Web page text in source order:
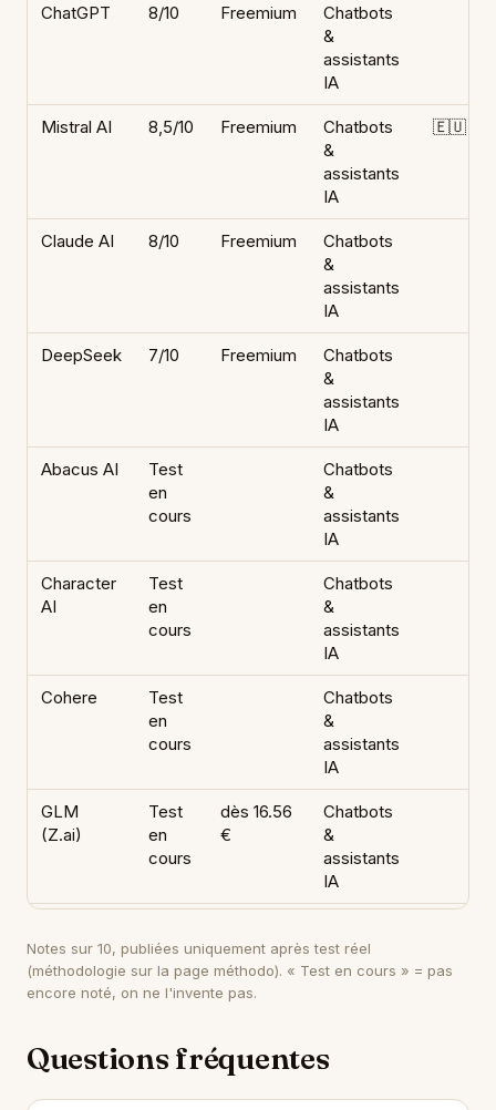
ChatGPT 8/10 Freemium
Chatbots
&
assistants
IA
Mistral AI 8,5/10 Freemium
Chatbots
&
assistants
IA
🇪🇺
Claude AI 8/10 Freemium
Chatbots
&
assistants
IA
DeepSeek 7/10 Freemium
Chatbots
&
assistants
IA
Abacus AI
Test
en
cours
Chatbots
&
assistants
IA
Character
AI
Test
en
cours
Chatbots
&
assistants
IA
Cohere
Test
en
cours
Chatbots
&
assistants
IA
GLM
(Z.ai)
Test
en
cours
dès 16.56
€
Chatbots
&
assistants
IA
Notes sur 10, publiées uniquement après test réel
(méthodologie sur la page méthodo). « Test en cours » = pas
encore noté, on ne l'invente pas.
Questions fréquentes